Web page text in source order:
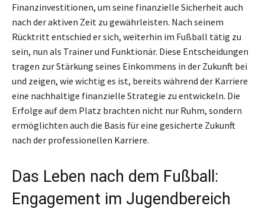
Finanzinvestitionen, um seine finanzielle Sicherheit auch
nach der aktiven Zeit zu gewährleisten. Nach seinem
Rücktritt entschied er sich, weiterhin im Fußball tätig zu
sein, nun als Trainer und Funktionär. Diese Entscheidungen
tragen zur Stärkung seines Einkommens in der Zukunft bei
und zeigen, wie wichtig es ist, bereits während der Karriere
eine nachhaltige finanzielle Strategie zu entwickeln. Die
Erfolge auf dem Platz brachten nicht nur Ruhm, sondern
ermöglichten auch die Basis für eine gesicherte Zukunft
nach der professionellen Karriere.
Das Leben nach dem Fußball:
Engagement im Jugendbereich